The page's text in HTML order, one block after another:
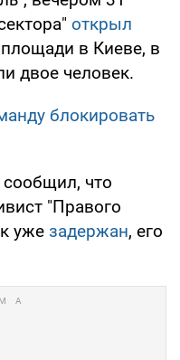
открыл
в Киеве, в
двое человек.
блокировать
что
"Правого
уже задержан, его